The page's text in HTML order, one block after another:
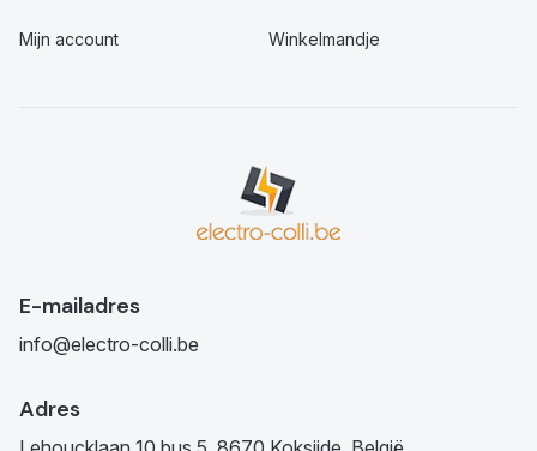
Mijn account Winkelmandje
E-mailadres
info@electro-colli.be
Adres